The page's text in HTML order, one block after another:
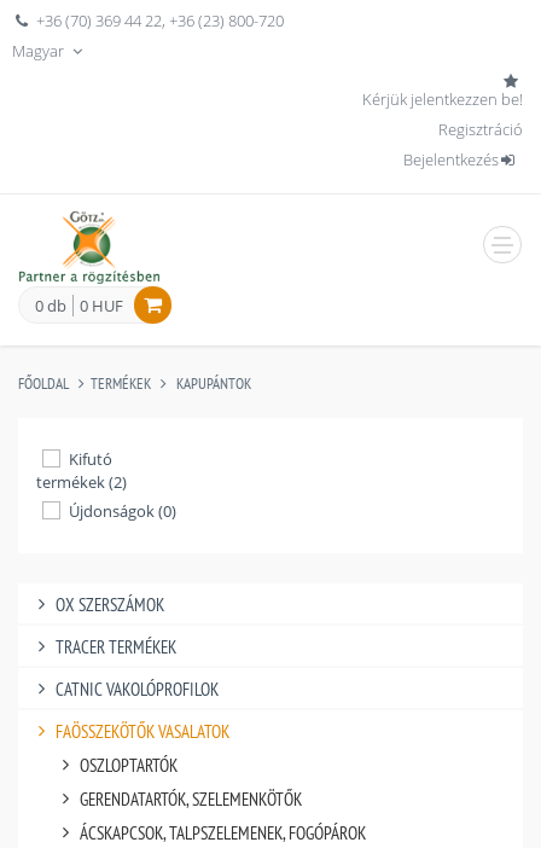
+36 (70) 369 44 22,+36 (23) 800-720
Magyar
Kérjük jelentkezzen be!
Regisztráció
Bejelentkezés
0 db 0 HUF
FŐOLDAL TERMÉKEK KAPUPÁNTOK
Kifutó
termékek (2)
Újdonságok (0)
OX SZERSZÁMOK
TRACER TERMÉKEK
CATNIC VAKOLÓPROFILOK
FAÖSSZEKÖTŐK VASALATOK
OSZLOPTARTÓK
GERENDATARTÓK, SZELEMENKÖTŐK
ÁCSKAPCSOK, TALPSZELEMENEK, FOGÓPÁROK